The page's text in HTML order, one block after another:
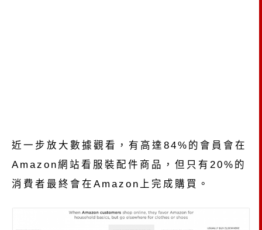
近一步放大數據觀看，有高達84%的會員會在
Amazon網站看服裝配件商品，但只有20%的
消費者最終會在Amazon上完成購買。